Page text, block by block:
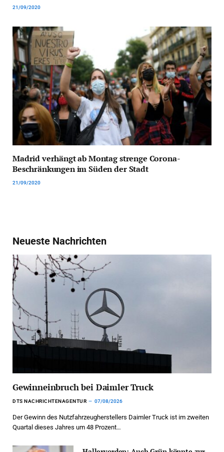
21/09/2020
Madrid verhängt ab Montag strenge Corona-
Beschränkungen im Süden der Stadt
21/09/2020
Neueste Nachrichten
Gewinneinbruch bei Daimler Truck
DTS NACHRICHTENAGENTUR 07/08/2026
Der Gewinn des Nutzfahrzeugherstellers Daimler Truck ist im zweiten
Quartal dieses Jahres um 48 Prozent…